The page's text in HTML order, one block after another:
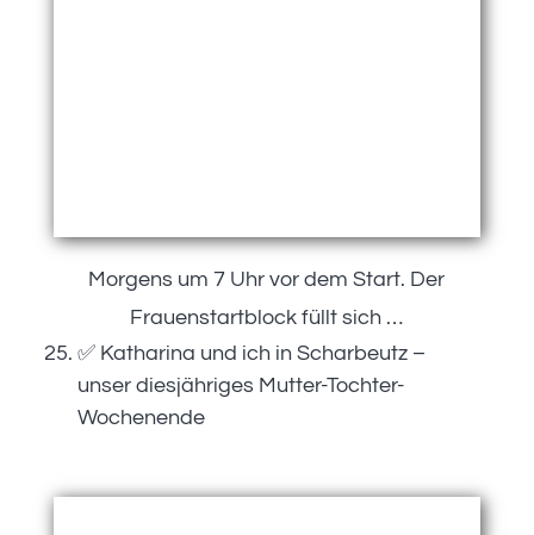
Morgens um 7 Uhr vor dem Start. Der
Frauenstartblock füllt sich …
✅ Katharina und ich in Scharbeutz –
unser diesjähriges Mutter-Tochter-
Wochenende